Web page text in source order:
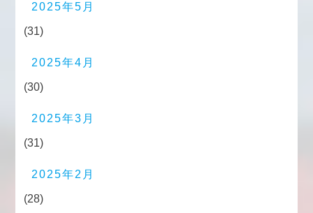
2025年5月
(31)
2025年4月
(30)
2025年3月
(31)
2025年2月
(28)